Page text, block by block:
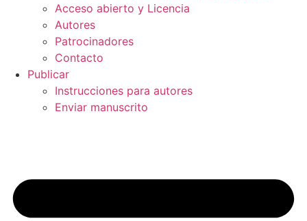
Acceso abierto y Licencia
Autores
Patrocinadores
Contacto
Publicar
Instrucciones para autores
Enviar manuscrito